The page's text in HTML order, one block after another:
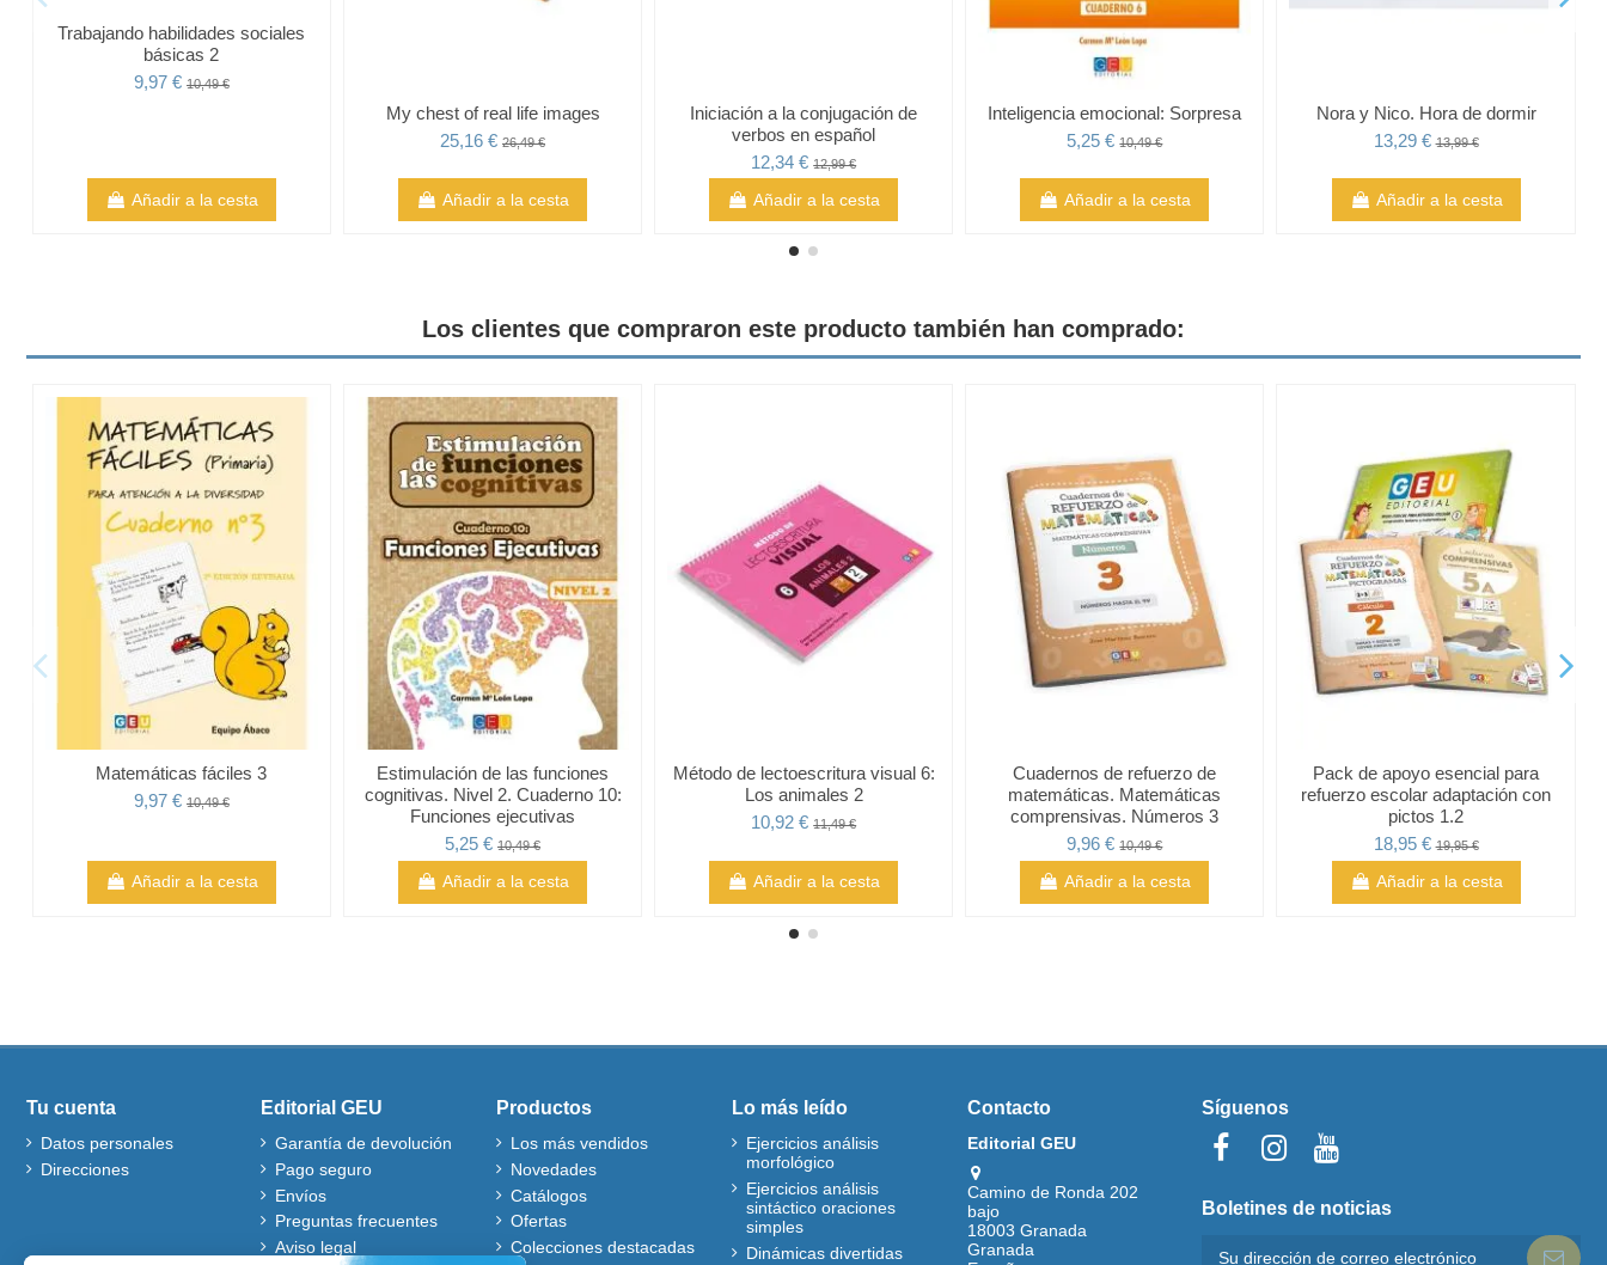
Trabajando habilidades sociales
básicas 2
9,97 € 10,49 €
Añadir a la cesta
My chest of real life images
25,16 € 26,49 €
Añadir a la cesta
Iniciación a la conjugación de
verbos en español
12,34 €12,99 €
Añadir a la cesta
Inteligencia emocional: Sorpresa
5,25 €10,49 €
Añadir a la cesta
Nora y Nico. Hora de dormir
13,29 €13,99 €
Añadir a la cesta
Los clientes que compraron este producto también han comprado:
Matemáticas fáciles 3
9,97 € 10,49 €
Añadir a la cesta
Estimulación de las funciones
cognitivas. Nivel 2. Cuaderno 10:
Funciones ejecutivas
5,25 € 10,49 €
Añadir a la cesta
Método de lectoescritura visual 6:
Los animales 2
10,92 €11,49 €
Añadir a la cesta
Cuadernos de refuerzo de
matemáticas. Matemáticas
comprensivas. Números 3
9,96 €10,49 €
Añadir a la cesta
Pack de apoyo esencial para
refuerzo escolar adaptación con
pictos 1.2
18,95 €19,95 €
Añadir a la cesta
Tu cuenta
Datos personales
Direcciones
Editorial GEU
Garantía de devolución
Pago seguro
Envíos
Preguntas frecuentes
Aviso legal
Productos
Los más vendidos
Novedades
Catálogos
Ofertas
Colecciones destacadas
Lo más leído
Ejercicios análisis
morfológico
Ejercicios análisis
sintáctico oraciones
simples
Dinámicas divertidas
Contacto
Editorial GEU
Camino de Ronda 202
bajo
18003 Granada
Granada
Síguenos
Boletines de noticias